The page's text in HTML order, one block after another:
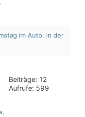
im Auto, in der
,
Beiträge: 12
Aufrufe: 599